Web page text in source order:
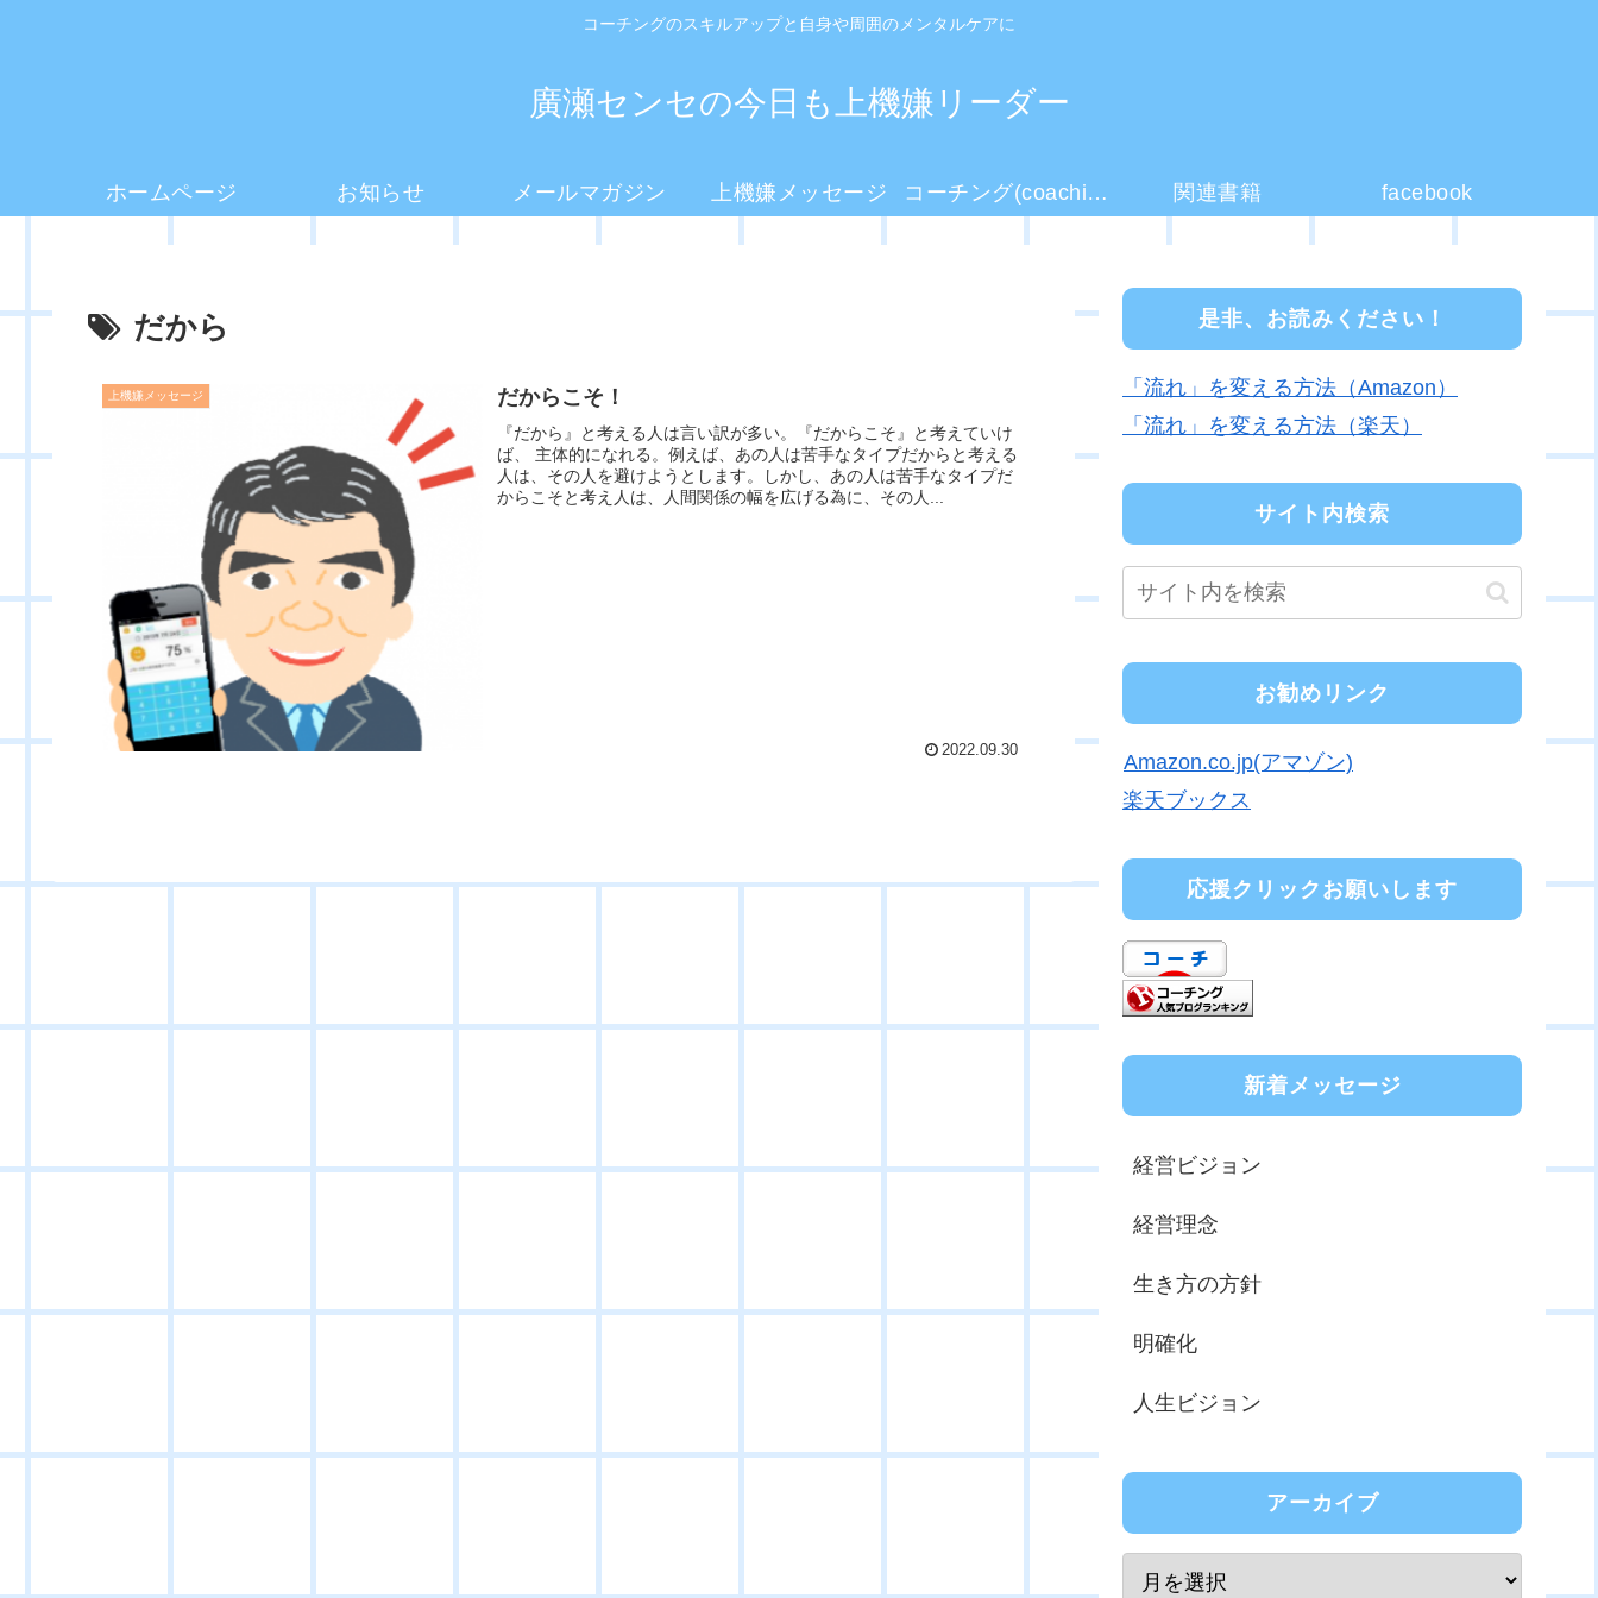
コーチングのスキルアップと自身や周囲のメンタルケアに
廣瀬センセの今日も上機嫌リーダー
ホームページ お知らせ メールマガジン 上機嫌メッセージ コーチング(coaching)とは？ 関連書籍 facebook
だから
上機嫌メッセージ だからこそ！
『だから』と考える人は言い訳が多い。『だからこそ』と考えていけ
ば、 主体的になれる。例えば、あの人は苦手なタイプだからと考える
人は、その人を避けようとします。しかし、あの人は苦手なタイプだ
からこそと考え人は、人間関係の幅を広げる為に、その人...
2022.09.30
是非、お読みください！
「流れ」を変える方法（Amazon）
「流れ」を変える方法（楽天）
サイト内検索
お勧めリンク
Amazon.co.jp(アマゾン)
楽天ブックス
応援クリックお願いします
新着メッセージ
経営ビジョン
経営理念
生き方の方針
明確化
人生ビジョン
アーカイブ